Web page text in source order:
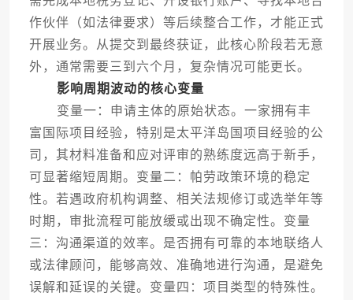
作伙伴（如法律要求）等后续整合工作，才能正式
开展业务。从提交到最终获证，此核心阶段若无意
外，通常需要三到六个月，复杂情况可能更长。
影响周期波动的核心变量
变量一：申请主体的原始状态。一家拥有丰
富国际项目经验，特别是太平洋岛国项目经验的公
司，其材料准备和应对评审的熟练度远高于新手，
可显著缩短周期。变量二：帕劳政策环境的稳定
性。若遇政府机构调整、相关法规修订或选举年等
时期，审批流程可能放缓或出现不确定性。变量
三：沟通渠道的效率。是否拥有可靠的本地联络人
或法律顾问，能够高效、准确地进行沟通，是避免
误解和延误的关键。变量四：项目类型的特殊性。